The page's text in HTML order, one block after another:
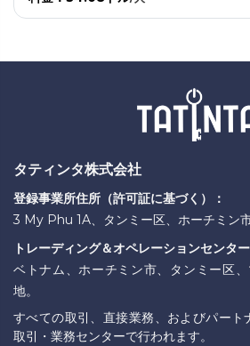
タティンタ株式会社
登録事業所住所（許可証に基づく）：
3 My Phu 1A、タンミー区、ホーチミン市
トレーディング＆オペレーションセンター
ベトナム、ホーチミン市、タンミー区
地。
すべての取引、直接業務、およびパート
取引・業務センターで行われます。